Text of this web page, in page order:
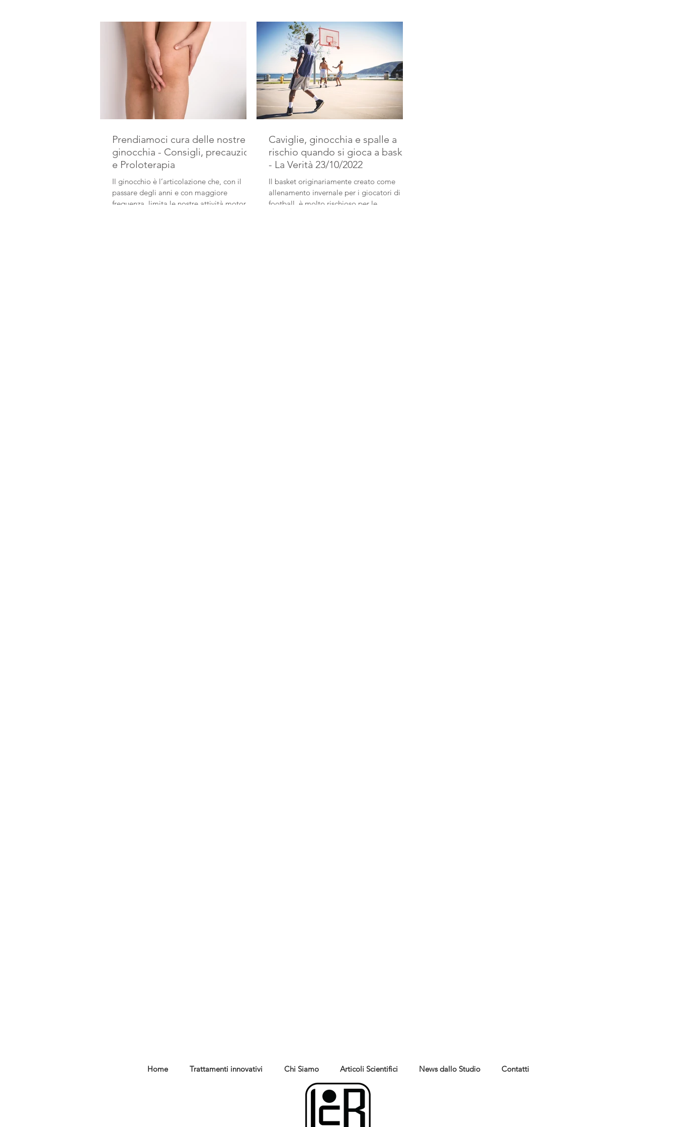
Prendiamoci cura delle nostre
ginocchia - Consigli, precauzioni
e Proloterapia
Il ginocchio è l’articolazione che, con il
passare degli anni e con maggiore
frequenza, limita le nostre attività motorie.
Caviglie, ginocchia e spalle a
rischio quando si gioca a basket
- La Verità 23/10/2022
Il basket originariamente creato come
allenamento invernale per i giocatori di
football, è molto rischioso per le
Home Trattamenti innovativi Chi Siamo Articoli Scientifici News dallo Studio Contatti